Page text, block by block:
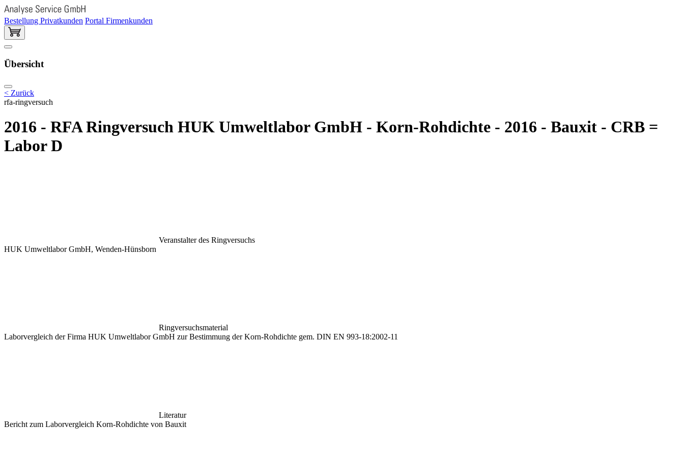
Bestellung Privatkunden Portal Firmenkunden
Übersicht
< Zurück
rfa-ringversuch
2016 - RFA Ringversuch HUK Umweltlabor GmbH - Korn-Rohdichte - 2016 - Bauxit - CRB =
Labor D
Veranstalter des Ringversuchs
HUK Umweltlabor GmbH, Wenden-Hünsborn
Ringversuchsmaterial
Laborvergleich der Firma HUK Umweltlabor GmbH zur Bestimmung der Korn-Rohdichte gem. DIN EN 993-18:2002-11
Literatur
Bericht zum Laborvergleich Korn-Rohdichte von Bauxit